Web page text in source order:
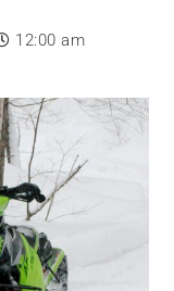
12:00 am